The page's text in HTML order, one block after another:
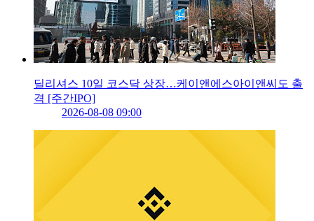
딜리셔스 10일 코스닥 상장…케이앤에스아이앤씨도 출
격 [주간IPO]
2026-08-08 09:00